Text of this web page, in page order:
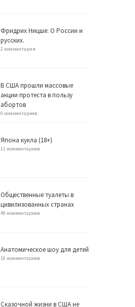
Фридрих Ницше: О России и
русских.
2 комментария
В США прошли массовые
акции протеста в пользу
абортов
0 комментариев
Япона кукла (18+)
11 комментариев
Общественные туалеты в
цивилизованных странах
49 комментариев
Анатомическое шоу для детей
16 комментариев
Сказочной жизни в США не